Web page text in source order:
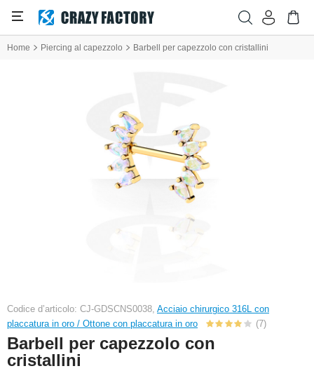
Home Piercing al capezzolo Barbell per capezzolo con cristallini
Codice d’articolo: CJ-GDSCNS0038, Acciaio chirurgico 316L con
placcatura in oro / Ottone con placcatura in oro
(7)
Barbell per capezzolo con
cristallini